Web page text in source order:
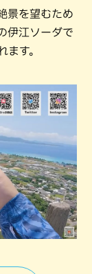
景を望むため
伊江ソーダで
す。